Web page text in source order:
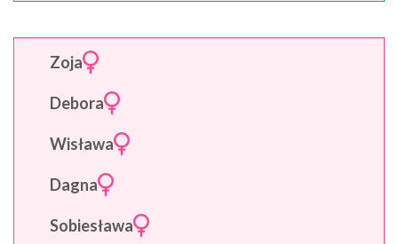
Zoja
Debora
Wisława
Dagna
Sobiesława